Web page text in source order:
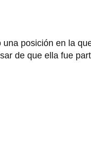
una posición en la
de que ella fue